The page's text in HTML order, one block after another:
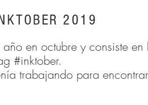
2019
en octubre y consiste
#inktober.
trabajando para